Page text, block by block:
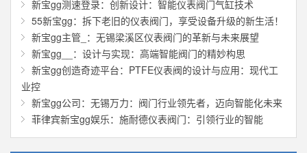
新宝gg测速登录：创新设计：智能仪表阀门气缸技术
55新宝gg：拆下老旧的仪表阀门，享受设备升级的新生活！
新宝gg主管_：无锡梁溪区仪表阀门的革新与未来展望
新宝gg__：设计与实现：高端智能阀门的精妙构思
新宝gg创造奇迹平台：PTFE仪表阀的设计与应用：现代工
业控
新宝gg公司：无锡万力：阀门行业领先者，迈向智能化未来
菲律宾新宝gg娱乐：施耐德仪表阀门：引领行业的智能